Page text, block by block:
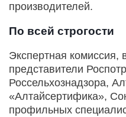
производителей.
По всей строгости
Экспертная комиссия,
представители
Россельхознадзора,
«Алтайсертифика»,
профильных